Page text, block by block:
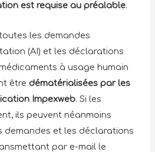
est requise au préalable.
les demandes
(AI) et les déclarations
à usage humain
être dématérialisées par les
Impexweb. Si les
ils peuvent néanmoins
demandes et les déclarations
par e-mail le